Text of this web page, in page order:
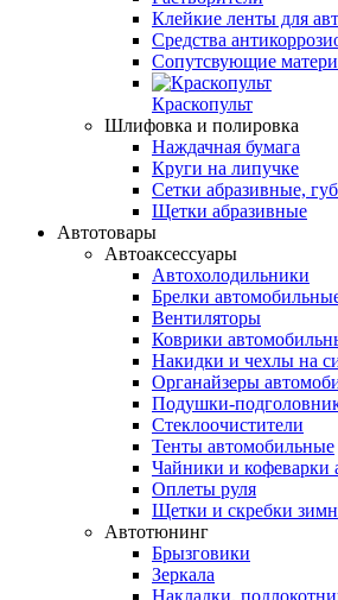
Клейкие ленты для
Средства
Сопутсвующие
Краскопульт
Шлифовка и полировка
Наждачная бумага
Круги на липучке
Сетки абразивные,
Щетки абразивные
Автотовары
Автоаксессуары
Автохолодильники
Брелки
Вентиляторы
Коврики
Накидки и чехлы на
Органайзеры
Подушки-
Стеклоочистители
Тенты автомобильные
Чайники и кофеварки
Оплеты руля
Щетки и скребки
Автотюнинг
Брызговики
Зеркала
Накладки,